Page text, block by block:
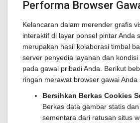
Performa Browser
Kelancaran dalam merender grafis
interaktif di layar ponsel pintar Anda
merupakan hasil kolaborasi timbal
server penyedia layanan dan
pada gawai pribadi Anda. Berikut
ringan merawat browser gawai Anda
Bersihkan Berkas Cookies
Berkas data gambar statis
sementara dari ratusan situs